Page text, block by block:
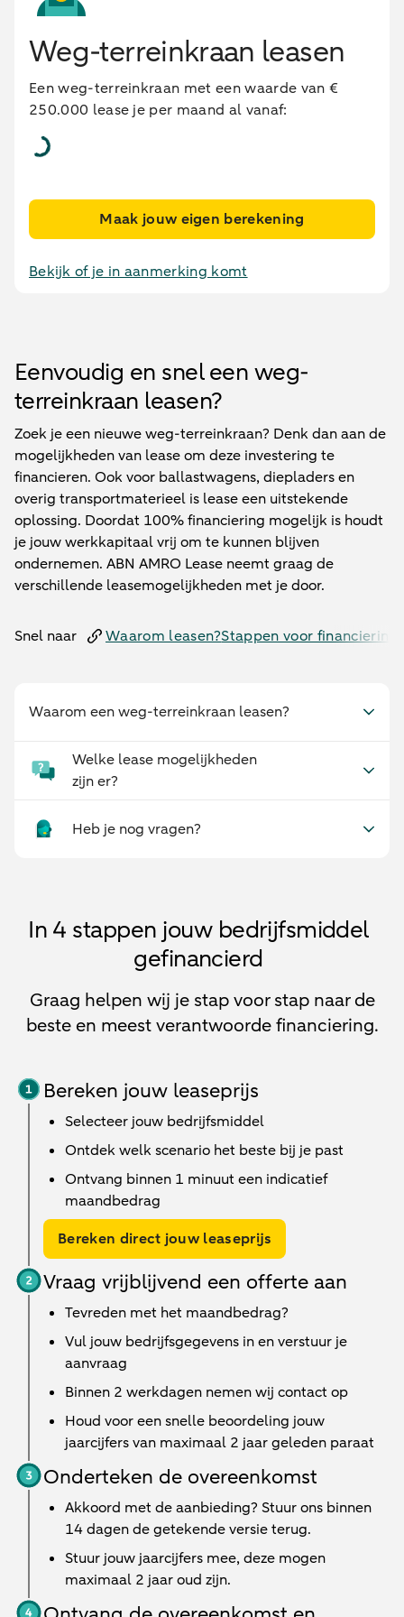
Weg-terreinkraan leasen
Een weg-terreinkraan met een waarde van €
250.000 lease je per maand al vanaf:
Maak jouw eigen berekening
Bekijk of je in aanmerking komt
Eenvoudig en snel een weg-
terreinkraan leasen?
Zoek je een nieuwe weg-terreinkraan? Denk dan aan de
mogelijkheden van lease om deze investering te
financieren. Ook voor ballastwagens, diepladers en
overig transportmaterieel is lease een uitstekende
oplossing. Doordat 100% financiering mogelijk is houdt
je jouw werkkapitaal vrij om te kunnen blijven
ondernemen. ABN AMRO Lease neemt graag de
verschillende leasemogelijkheden met je door.
Snel naar Waarom leasen?Stappen voor financiering
Waarom een weg-terreinkraan leasen?
Welke lease mogelijkheden
zijn er?
Heb je nog vragen?
In 4 stappen jouw bedrijfsmiddel
gefinancierd
Graag helpen wij je stap voor stap naar de
beste en meest verantwoorde financiering.
Bereken jouw leaseprijs
Selecteer jouw bedrijfsmiddel
Ontdek welk scenario het beste bij je past
Ontvang binnen 1 minuut een indicatief
maandbedrag
Bereken direct jouw leaseprijs
Vraag vrijblijvend een offerte aan
Tevreden met het maandbedrag?
Vul jouw bedrijfsgegevens in en verstuur je
aanvraag
Binnen 2 werkdagen nemen wij contact op
Houd voor een snelle beoordeling jouw
jaarcijfers van maximaal 2 jaar geleden paraat
Onderteken de overeenkomst
Akkoord met de aanbieding? Stuur ons binnen
14 dagen de getekende versie terug.
Stuur jouw jaarcijfers mee, deze mogen
maximaal 2 jaar oud zijn.